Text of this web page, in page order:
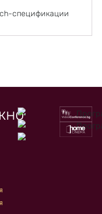
спецификации